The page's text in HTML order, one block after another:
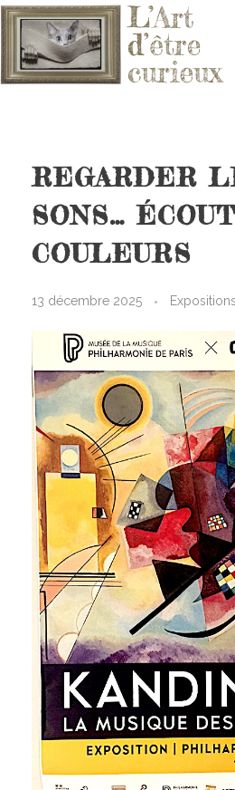
REGARDER
SONS…
COULEURS
13 décembre 2025 Expositions